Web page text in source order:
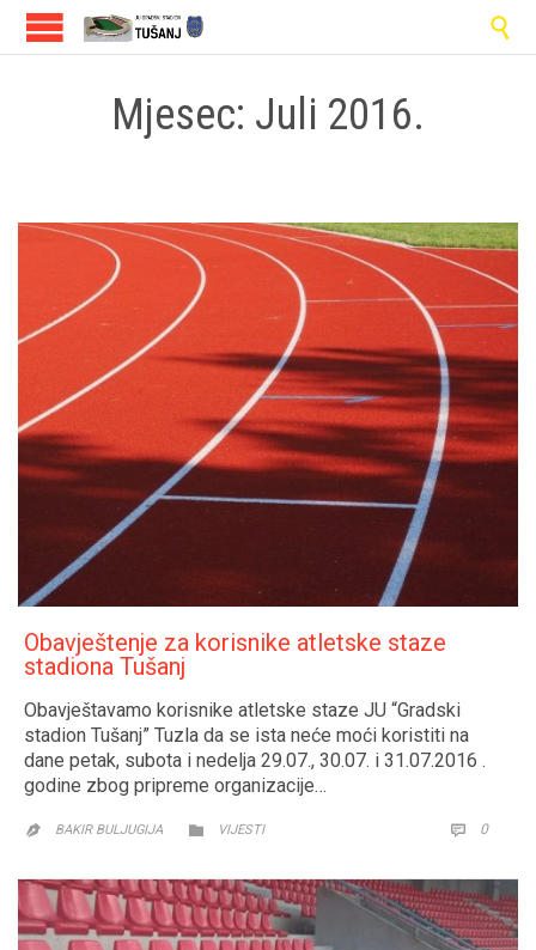

Mjesec: Juli 2016.
Obavještenje za korisnike atletske staze
stadiona Tušanj
Obavještavamo korisnike atletske staze JU “Gradski
stadion Tušanj” Tuzla da se ista neće moći koristiti na
dane petak, subota i nedelja 29.07., 30.07. i 31.07.2016 .
godine zbog pripreme organizacije…
 BAKIR BULJUGIJA  CATEGORY
VIJESTI  0